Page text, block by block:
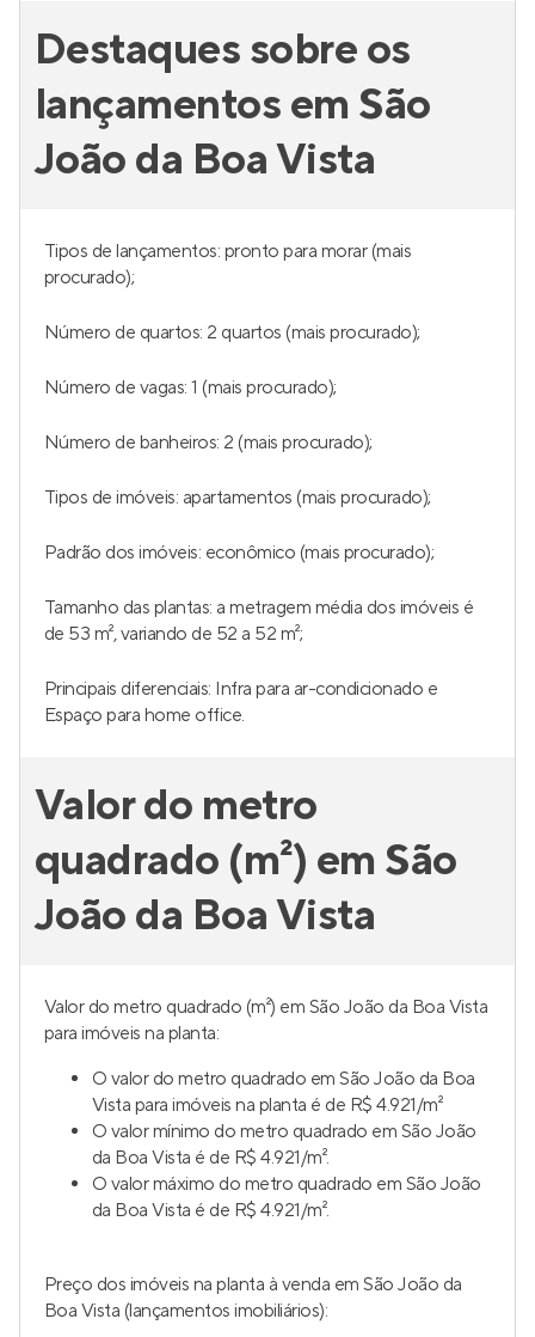
Destaques sobre os
lançamentos em São
João da Boa Vista
Tipos de lançamentos: pronto para morar (mais
procurado);
Número de quartos: 2 quartos (mais procurado);
Número de vagas: 1 (mais procurado);
Número de banheiros: 2 (mais procurado);
Tipos de imóveis: apartamentos (mais procurado);
Padrão dos imóveis: econômico (mais procurado);
Tamanho das plantas: a metragem média dos imóveis é
de 53 m², variando de 52 a 52 m²;
Principais diferenciais: Infra para ar-condicionado e
Espaço para home office.
Valor do metro
quadrado (m²) em São
João da Boa Vista
Valor do metro quadrado (m²) em São João da Boa Vista
para imóveis na planta:
O valor do metro quadrado em São João da Boa
Vista para imóveis na planta é de R$ 4.921/m²
O valor mínimo do metro quadrado em São João
da Boa Vista é de R$ 4.921/m².
O valor máximo do metro quadrado em São João
da Boa Vista é de R$ 4.921/m².
Preço dos imóveis na planta à venda em São João da
Boa Vista (lançamentos imobiliários):